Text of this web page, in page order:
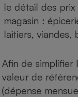
le détail des
magasin :
laitiers, viandes,
Afin de simplifier
valeur de
(dépense